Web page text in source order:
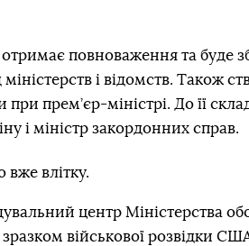
отримає повноваження та буде
і відомств. Також
прем’єр-міністрі. До її
і міністр закордонних справ.
вже влітку.
центр Міністерства
військової розвідки